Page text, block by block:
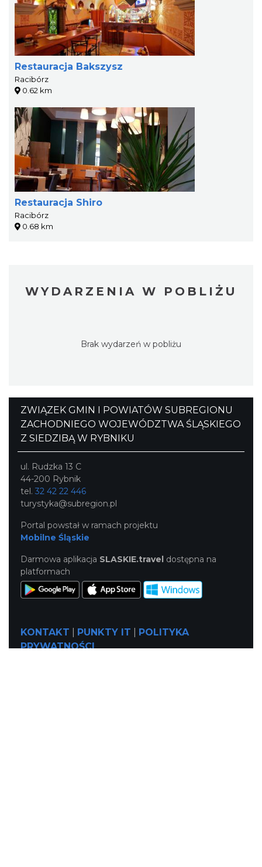
Restauracja Bakszysz
Racibórz
0.62 km
Restauracja Shiro
Racibórz
0.68 km
WYDARZENIA W POBLIŻU
Brak wydarzeń w pobliżu
ZWIĄZEK GMIN I POWIATÓW SUBREGIONU
ZACHODNIEGO WOJEWÓDZTWA ŚLĄSKIEGO
Z SIEDZIBĄ W RYBNIKU
ul. Rudzka 13 C
44-200 Rybnik
tel. 32 42 22 446
turystyka@subregion.pl
Portal powstał w ramach projektu
Mobilne Śląskie
Darmowa aplikacja SLASKIE.travel dostępna na
platformach
KONTAKT PUNKTY IT
POLITYKA
PRYWATNOŚCI